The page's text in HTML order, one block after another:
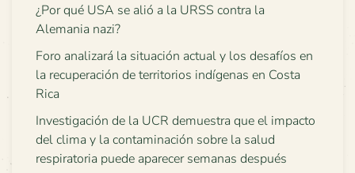
¿Por qué USA se alió a la URSS contra la
Alemania nazi?
Foro analizará la situación actual y los desafíos en
la recuperación de territorios indígenas en Costa
Rica
Investigación de la UCR demuestra que el impacto
del clima y la contaminación sobre la salud
respiratoria puede aparecer semanas después